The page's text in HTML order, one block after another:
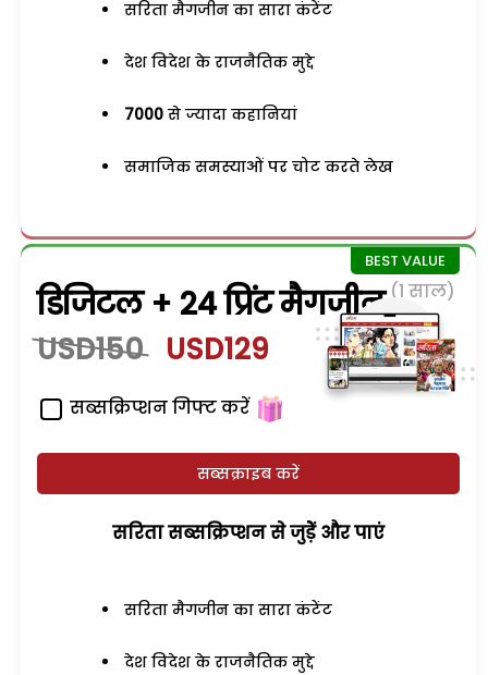
सरिता मैगजीन का सारा कंटेंट
देश विदेश के राजनैतिक मुद्दे
7000 से ज्यादा कहानियां
समाजिक समस्याओं पर चोट करते लेख
डिजिटल + 24 प्रिंट मैगजीन (1 साल)
USD150 USD129
सब्सक्रिप्शन गिफ्ट करें
सब्सक्राइब करें
सरिता सब्सक्रिप्शन से जुड़ेें और पाएं
सरिता मैगजीन का सारा कंटेंट
देश विदेश के राजनैतिक मुद्दे